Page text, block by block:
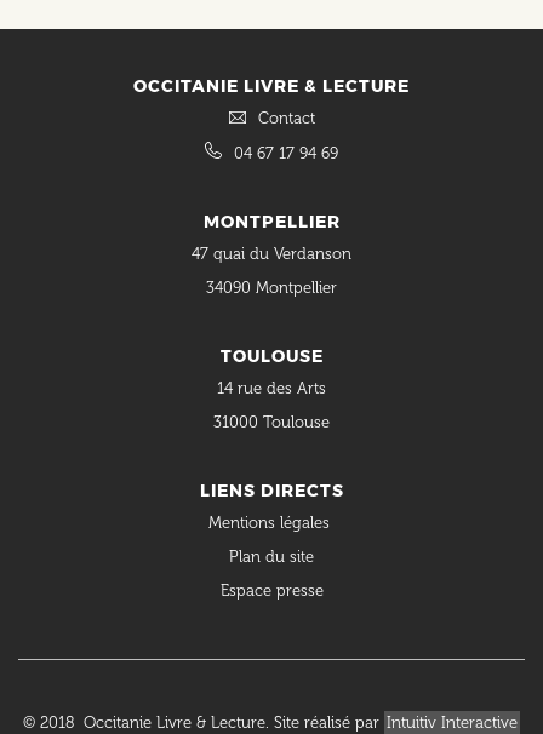
OCCITANIE LIVRE & LECTURE
Contact
04 67 17 94 69
MONTPELLIER
47 quai du Verdanson
34090 Montpellier
TOULOUSE
14 rue des Arts
31000 Toulouse
LIENS DIRECTS
Mentions légales
Plan du site
Espace presse
© 2018 Occitanie Livre & Lecture. Site réalisé par Intuitiv Interactive